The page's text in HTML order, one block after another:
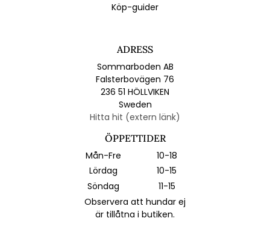
Köp-guider
ADRESS
Sommarboden AB
Falsterbovägen 76
236 51 HÖLLVIKEN
Sweden
Hitta hit (extern länk)
ÖPPETTIDER
Mån-Fre
10-18
Lördag
10-15
Söndag
11-15
Observera att hundar ej
är tillåtna i butiken.